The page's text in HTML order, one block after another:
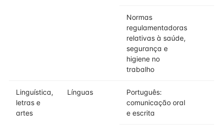
Normas
regulamentadoras
relativas à saúde,
segurança e
higiene no
trabalho
Linguística,
letras e
artes
Línguas
Português:
comunicação oral
e escrita